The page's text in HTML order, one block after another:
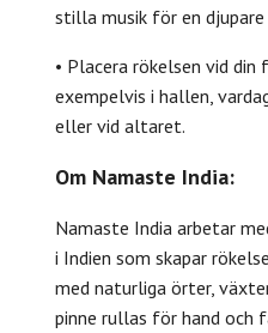
stilla musik för en djupare
• Placera rökelsen vid
exempelvis i hallen,
eller vid altaret.
Om Namaste India:
Namaste India arbetar
i Indien som skapar
med naturliga örter,
pinne rullas för hand och